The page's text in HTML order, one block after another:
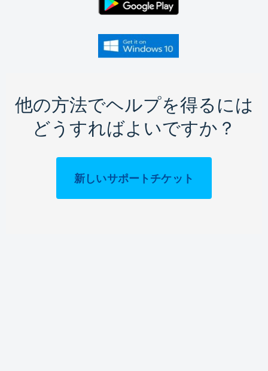
他の方法でヘルプを得るには
どうすればよいですか？
新しいサポートチケット